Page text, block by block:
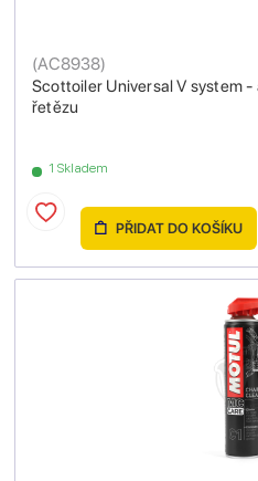
Scottoiler Universal V system
řetězu
(AC8938)
1 Skladem
PŘIDAT DO KOŠÍKU